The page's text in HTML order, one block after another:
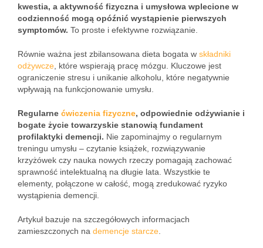
kwestia, a aktywność fizyczna i umysłowa wplecione w
codzienność mogą opóźnić wystąpienie pierwszych
symptomów. To proste i efektywne rozwiązanie.
Równie ważna jest zbilansowana dieta bogata w składniki
odżywcze , które wspierają pracę mózgu. Kluczowe jest
ograniczenie stresu i unikanie alkoholu, które negatywnie
wpływają na funkcjonowanie umysłu.
Regularne ćwiczenia fizyczne, odpowiednie odżywianie i
bogate życie towarzyskie stanowią fundament
profilaktyki demencji. Nie zapominajmy o regularnym
treningu umysłu – czytanie książek, rozwiązywanie
krzyżówek czy nauka nowych rzeczy pomagają zachować
sprawność intelektualną na długie lata. Wszystkie te
elementy, połączone w całość, mogą zredukować ryzyko
wystąpienia demencji.
Artykuł bazuje na szczegółowych informacjach
zamieszczonych na demencje starcze